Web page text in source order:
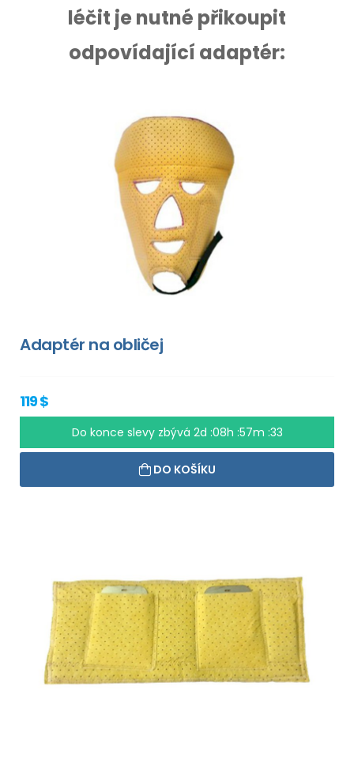
léčit je nutné přikoupit
odpovídající adaptér:
Adaptér na obličej
119 $
Do konce slevy zbývá 2d :08h :57m :33
DO KOŠÍKU